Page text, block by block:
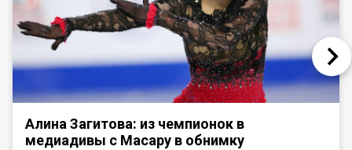
Алина Загитова: из чемпионок в
медиадивы с Масару в обнимку